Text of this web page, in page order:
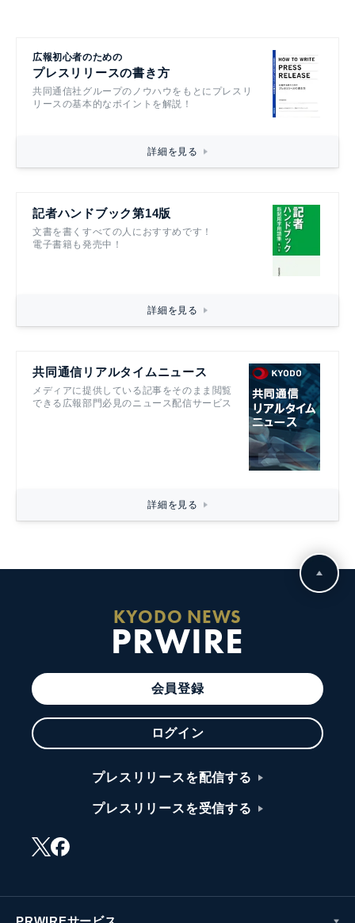
広報初心者のための
プレスリリースの書き方
共同通信社グループのノウハウをもとにプレスリ
リースの基本的なポイントを解説！
詳細を見る
記者ハンドブック第14版
文書を書くすべての人におすすめです！
電子書籍も発売中！
詳細を見る
共同通信リアルタイムニュース
メディアに提供している記事をそのまま閲覧
できる広報部門必見のニュース配信サービス
詳細を見る
KYODO NEWS
PRWIRE
会員登録
ログイン
プレスリリースを配信する
プレスリリースを受信する